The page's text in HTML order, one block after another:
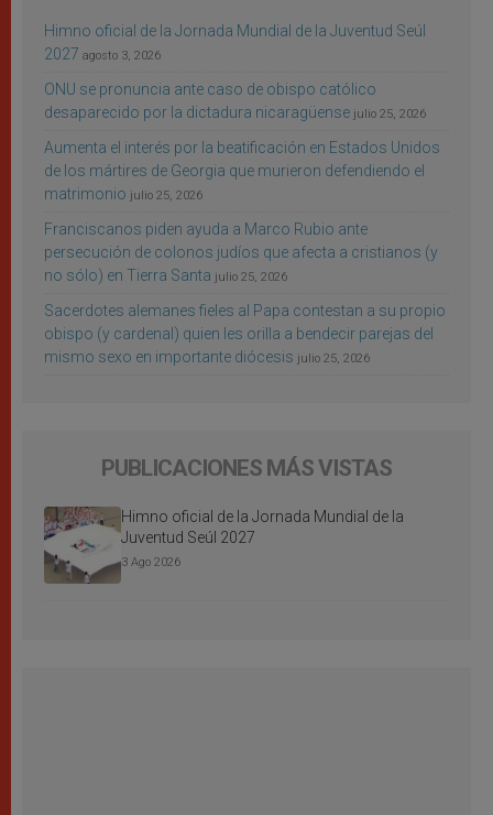
Himno oficial de la Jornada Mundial de la Juventud Seúl
2027 agosto 3, 2026
ONU se pronuncia ante caso de obispo católico
desaparecido por la dictadura nicaragüense julio 25, 2026
Aumenta el interés por la beatificación en Estados Unidos
de los mártires de Georgia que murieron defendiendo el
matrimonio julio 25, 2026
Franciscanos piden ayuda a Marco Rubio ante
persecución de colonos judíos que afecta a cristianos (y
no sólo) en Tierra Santa julio 25, 2026
Sacerdotes alemanes fieles al Papa contestan a su propio
obispo (y cardenal) quien les orilla a bendecir parejas del
mismo sexo en importante diócesis julio 25, 2026
PUBLICACIONES MÁS VISTAS
Himno oficial de la Jornada Mundial de la
Juventud Seúl 2027
3 Ago 2026